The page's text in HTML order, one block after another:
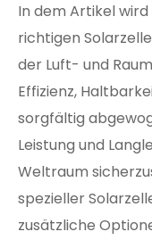
In dem Artikel
richtigen
der Luft- und
Effizienz,
sorgfältig
Leistung und
Weltraum
spezieller
zusätzliche